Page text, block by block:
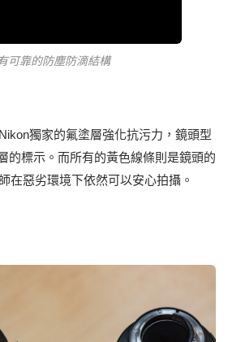
可靠的防塵防滴結構
獨家的氟塗層強化抗污力，鏡頭型
的標示。而所有的黃色線條則是鏡頭的
在惡劣環境下依然可以安心拍攝。